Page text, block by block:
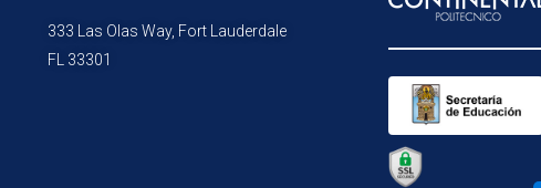
333 Las Olas Way, Fort Lauderdale
FL 33301